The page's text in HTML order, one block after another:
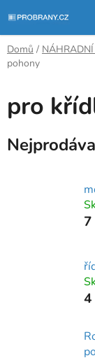
na
obsah
Domů / NÁHRADNÍ
pohony
pro
4